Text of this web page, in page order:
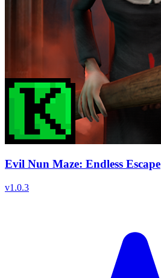
Evil Nun Maze: Endless Escape
v1.0.3